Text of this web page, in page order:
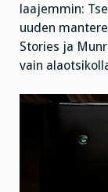
laajemmin:
uuden
Stories ja
vain